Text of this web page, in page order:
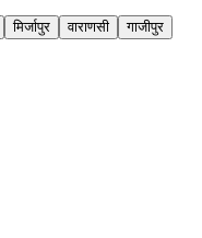
मिर्जापुर वाराणसी
गाजीपुर